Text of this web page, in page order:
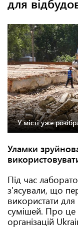
для
У місті уже
Уламки
Під час
з'ясували, що
використати
сумішей. Про це
організацій